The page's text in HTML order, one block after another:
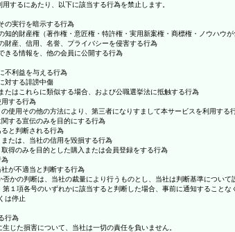
するにあたり、以下に該当する行為を禁止します。
の実行を暗示する行為
知的財産権（著作権・意匠権・特許権・実用新案権・商標権・ノウハウ
財産、信用、名誉、プライバシーを侵害する行為
きる情報を、他の会員に公開する行為
不利益を与える行為
対する誹謗中傷
たはこれらに類似する場合、および公職選挙法に抵触する行為
する行為
使用その他の方法により、第三者になりすまして本サービスを利用する
する宣伝のみを目的にする行為
と判断される行為
たは、当社の信用を毀損する行為
得のみを目的とした購入または会員登録をする行為
為
が不適当と判断する行為
かの判断は、当社の裁量により行うものとし、当社は判断基準について
１項各号のいずれかに該当すると判断した場合、事前に通知すること
は停止
行為
じた損害について、当社は一切の責任を負いません。